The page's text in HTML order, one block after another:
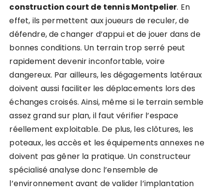
construction court de tennis Montpelier. En
effet, ils permettent aux joueurs de reculer, de
défendre, de changer d’appui et de jouer dans de
bonnes conditions. Un terrain trop serré peut
rapidement devenir inconfortable, voire
dangereux. Par ailleurs, les dégagements latéraux
doivent aussi faciliter les déplacements lors des
échanges croisés. Ainsi, même si le terrain semble
assez grand sur plan, il faut vérifier l’espace
réellement exploitable. De plus, les clôtures, les
poteaux, les accès et les équipements annexes ne
doivent pas gêner la pratique. Un constructeur
spécialisé analyse donc l’ensemble de
l’environnement avant de valider l’implantation